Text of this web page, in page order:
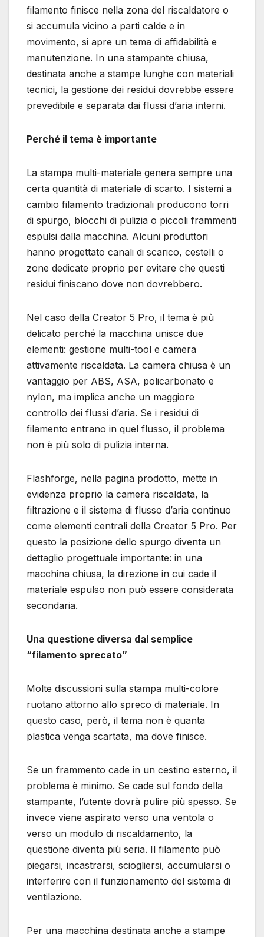
filamento finisce nella zona del riscaldatore o
si accumula vicino a parti calde e in
movimento, si apre un tema di affidabilità e
manutenzione. In una stampante chiusa,
destinata anche a stampe lunghe con materiali
tecnici, la gestione dei residui dovrebbe essere
prevedibile e separata dai flussi d’aria interni.
Perché il tema è importante
La stampa multi-materiale genera sempre una
certa quantità di materiale di scarto. I sistemi a
cambio filamento tradizionali producono torri
di spurgo, blocchi di pulizia o piccoli frammenti
espulsi dalla macchina. Alcuni produttori
hanno progettato canali di scarico, cestelli o
zone dedicate proprio per evitare che questi
residui finiscano dove non dovrebbero.
Nel caso della Creator 5 Pro, il tema è più
delicato perché la macchina unisce due
elementi: gestione multi-tool e camera
attivamente riscaldata. La camera chiusa è un
vantaggio per ABS, ASA, policarbonato e
nylon, ma implica anche un maggiore
controllo dei flussi d’aria. Se i residui di
filamento entrano in quel flusso, il problema
non è più solo di pulizia interna.
Flashforge, nella pagina prodotto, mette in
evidenza proprio la camera riscaldata, la
filtrazione e il sistema di flusso d’aria continuo
come elementi centrali della Creator 5 Pro. Per
questo la posizione dello spurgo diventa un
dettaglio progettuale importante: in una
macchina chiusa, la direzione in cui cade il
materiale espulso non può essere considerata
secondaria.
Una questione diversa dal semplice
“filamento sprecato”
Molte discussioni sulla stampa multi-colore
ruotano attorno allo spreco di materiale. In
questo caso, però, il tema non è quanta
plastica venga scartata, ma dove finisce.
Se un frammento cade in un cestino esterno, il
problema è minimo. Se cade sul fondo della
stampante, l’utente dovrà pulire più spesso. Se
invece viene aspirato verso una ventola o
verso un modulo di riscaldamento, la
questione diventa più seria. Il filamento può
piegarsi, incastrarsi, sciogliersi, accumularsi o
interferire con il funzionamento del sistema di
ventilazione.
Per una macchina destinata anche a stampe